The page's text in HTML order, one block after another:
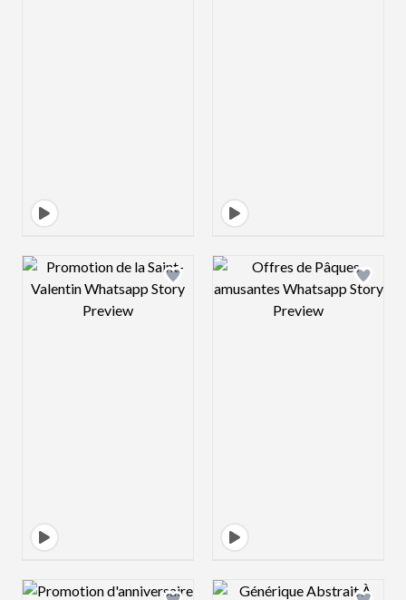
Design preview image Design preview
Design preview image Design preview